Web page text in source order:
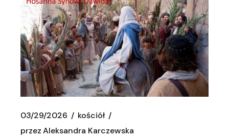
03/29/2026
kościół
przez Aleksandra Karczewska